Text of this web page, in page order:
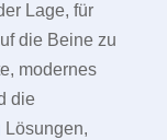
Lage, für
die Beine zu
modernes
die
Lösungen,